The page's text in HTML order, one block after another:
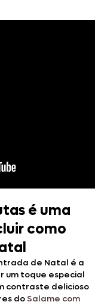
é uma
como
de Natal é a
um toque especial
contraste delicioso
do Salame com